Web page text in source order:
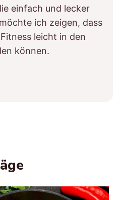
einfach und lecker
ich zeigen, dass
leicht in den
können.